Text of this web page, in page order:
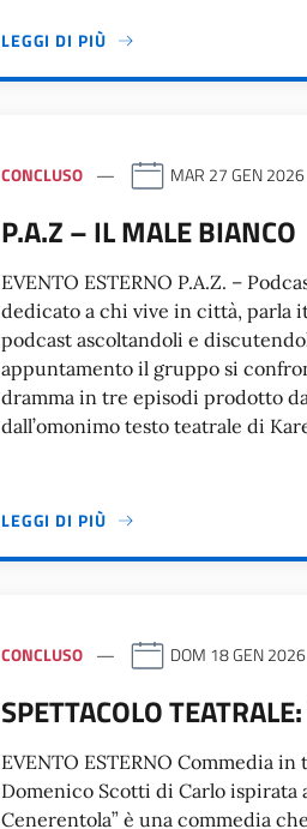
LEGGI DI PIÙ
CONCLUSO MAR 27 GEN 2026
P.A.Z – IL MALE BIANCO
EVENTO ESTERNO P.A.Z. –
dedicato a chi vive in città, parla
podcast ascoltandoli e
appuntamento il gruppo si
dramma in tre episodi prodotto
dall’omonimo testo teatrale di
LEGGI DI PIÙ
CONCLUSO DOM 18 GEN 2026
SPETTACOLO
EVENTO ESTERNO Commedia
Domenico Scotti di Carlo ispirata
Cenerentola” è una commedia